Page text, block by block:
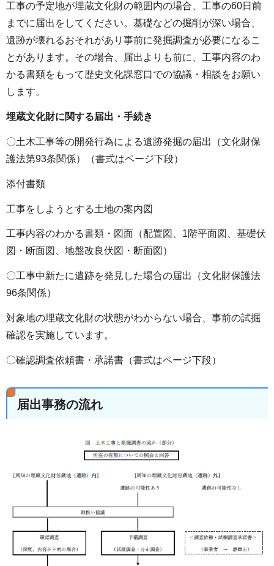
工事の予定地が埋蔵文化財の範囲内の場合、工事の60日前
までに届出をしてください。基礎などの掘削が深い場合、
遺跡が壊れるおそれがあり事前に発掘調査が必要になるこ
とがあります。その場合、届出よりも前に、工事内容のわ
かる書類をもって歴史文化課窓口での協議・相談をお願い
します。
埋蔵文化財に関する届出・手続き
〇土木工事等の開発行為による遺跡発掘の届出（文化財保
護法第93条関係）（書式はページ下段）
添付書類
工事をしようとする土地の案内図
工事内容のわかる書類・図面（配置図、1階平面図、基礎伏
図・断面図、地盤改良伏図・断面図）
〇工事中新たに遺跡を発見した場合の届出（文化財保護法
96条関係）
対象地の埋蔵文化財の状態がわからない場合、事前の試掘
確認を実施しています。
〇確認調査依頼書・承諾書（書式はページ下段）
届出事務の流れ